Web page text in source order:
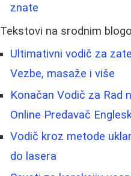
znate
Tekstovi na srodnim
Ultimativni vodič za
Vezbe, masaže i više
Konačan Vodič za Rad
Online Predavač
Vodič kroz metode
do lasera